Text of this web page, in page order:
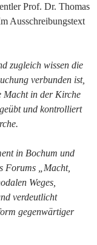
Prof. Dr. Thomas
Ausschreibungstext
zugleich wissen die
verbunden ist,
Macht in der Kirche
und kontrolliert
in Bochum und
Forums „Macht,
Weges,
verdeutlicht
gegenwärtiger